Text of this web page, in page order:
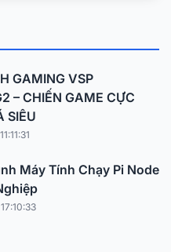
GAMING VSP
– CHIẾN GAME CỰC
SIÊU
Máy Tính Chạy Pi Node